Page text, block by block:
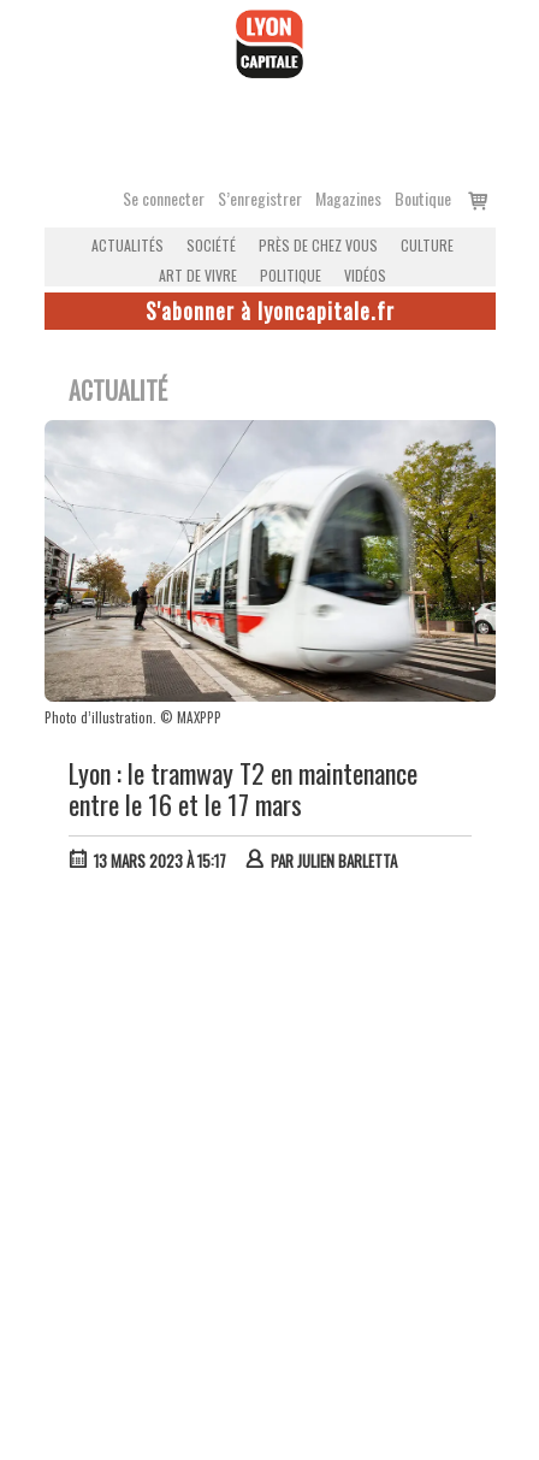
Se connecter S’enregistrer Magazines Boutique
Voir
ACTUALITÉS SOCIÉTÉ PRÈS DE CHEZ VOUS
CULTURE
ART DE VIVRE
POLITIQUE VIDÉOS
S'abonner à lyoncapitale.fr
ACTUALITÉ
Photo d’illustration. © MAXPPP
Lyon : le tramway T2 en maintenance
entre le 16 et le 17 mars
13 MARS 2023 À 15:17 PARJULIEN BARLETTA